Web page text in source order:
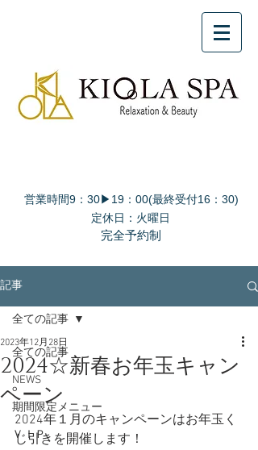
営業時間9：30▶19：00(最終受付16：30)
定休日：火曜日
完全予約制
記事
全ての記事
NEWS
期間限定メニュー
ＶＩＰ
全ての記事
2024☆新春お年玉キャン
ペーン
2023年12月28日
2024年１月のキャンペーンはお年玉く
じ引きを開催します！